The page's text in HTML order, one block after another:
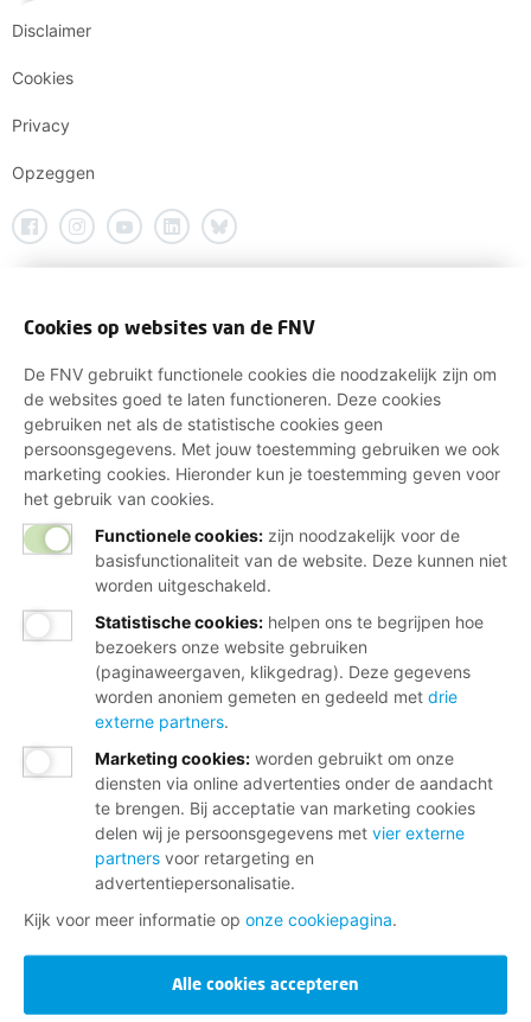
Disclaimer
Cookies
Privacy
Opzeggen
Cookies op websites van de FNV
De FNV gebruikt functionele cookies die noodzakelijk zijn om
de websites goed te laten functioneren. Deze cookies
gebruiken net als de statistische cookies geen
persoonsgegevens. Met jouw toestemming gebruiken we ook
marketing cookies. Hieronder kun je toestemming geven voor
het gebruik van cookies.
Functionele cookies: zijn noodzakelijk voor de
basisfunctionaliteit van de website. Deze kunnen niet
worden uitgeschakeld.
Statistische cookies: helpen ons te begrijpen hoe
bezoekers onze website gebruiken
(paginaweergaven, klikgedrag). Deze gegevens
worden anoniem gemeten en gedeeld met drie
externe partners.
Marketing cookies: worden gebruikt om onze
diensten via online advertenties onder de aandacht
te brengen. Bij acceptatie van marketing cookies
delen wij je persoonsgegevens met vier externe
partners voor retargeting en
advertentiepersonalisatie.
Kijk voor meer informatie op onze cookiepagina.
Alle cookies accepteren